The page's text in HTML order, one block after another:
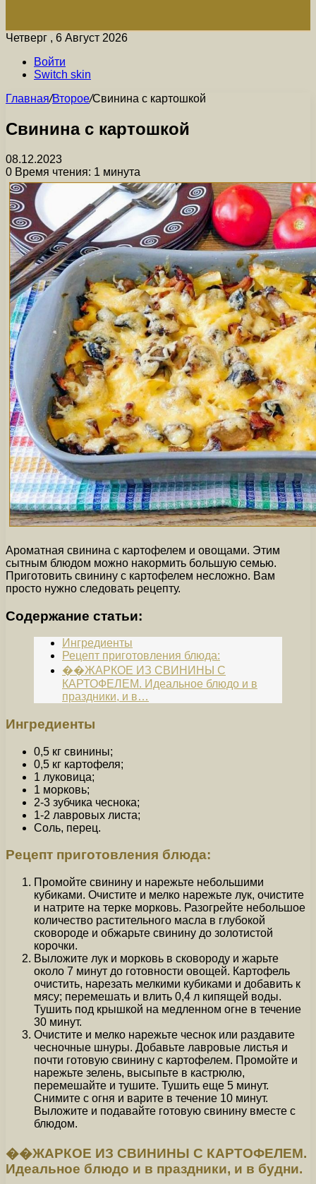
Четверг , 6 Август 2026
Войти
Switch skin
Главная/Второе/Свинина с картошкой
Свинина с картошкой
08.12.2023
0 Время чтения: 1 минута
Ароматная свинина с картофелем и овощами. Этим
сытным блюдом можно накормить большую семью.
Приготовить свинину с картофелем несложно. Вам
просто нужно следовать рецепту.
Содержание статьи:
Ингредиенты
Рецепт приготовления блюда:
��ЖАРКОЕ ИЗ СВИНИНЫ С
КАРТОФЕЛЕМ. Идеальное блюдо и в
праздники, и в…
Ингредиенты
0,5 кг свинины;
0,5 кг картофеля;
1 луковица;
1 морковь;
2-3 зубчика чеснока;
1-2 лавровых листа;
Соль, перец.
Рецепт приготовления блюда:
Промойте свинину и нарежьте небольшими
кубиками. Очистите и мелко нарежьте лук, очистите
и натрите на терке морковь. Разогрейте небольшое
количество растительного масла в глубокой
сковороде и обжарьте свинину до золотистой
корочки.
Выложите лук и морковь в сковороду и жарьте
около 7 минут до готовности овощей. Картофель
очистить, нарезать мелкими кубиками и добавить к
мясу; перемешать и влить 0,4 л кипящей воды.
Тушить под крышкой на медленном огне в течение
30 минут.
Очистите и мелко нарежьте чеснок или раздавите
чесночные шнуры. Добавьте лавровые листья и
почти готовую свинину с картофелем. Промойте и
нарежьте зелень, высыпьте в кастрюлю,
перемешайте и тушите. Тушить еще 5 минут.
Снимите с огня и варите в течение 10 минут.
Выложите и подавайте готовую свинину вместе с
блюдом.
��ЖАРКОЕ ИЗ СВИНИНЫ С КАРТОФЕЛЕМ.
Идеальное блюдо и в праздники, и в будни.